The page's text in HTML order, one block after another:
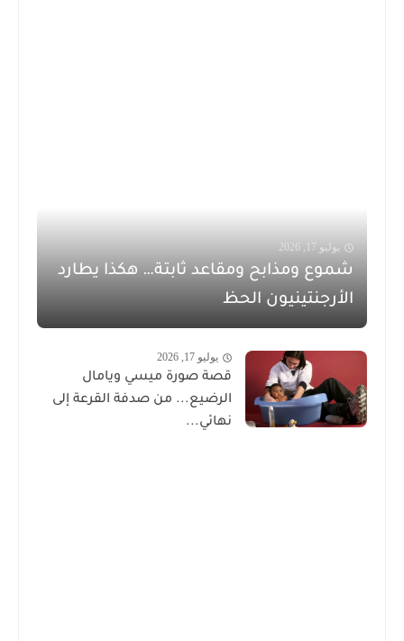
يوليو 17, 2026
شموع ومذابح ومقاعد ثابتة… هكذا يطارد
الأرجنتينيون الحظ
يوليو 17, 2026
قصة صورة ميسي ويامال
الرضيع... من صدفة القرعة إلى
نهائي...